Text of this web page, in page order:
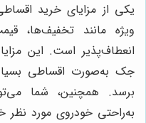
یکی از مزایای خرید
ویژه مانند تخفیف‌ها،
انعطاف‌پذیر است. این
جک به‌صورت اقساطی
برسد. همچنین، شما
به‌راحتی خودروی مورد نظر